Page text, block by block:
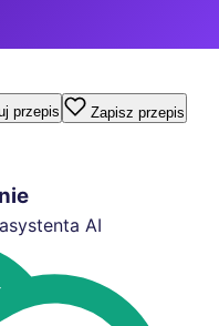
przepis Zapisz przepis
AI